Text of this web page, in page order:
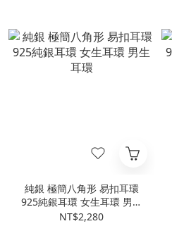
純銀 極簡八角形 易扣耳環
925純銀耳環 女生耳環 男生
耳環
NT$2,280